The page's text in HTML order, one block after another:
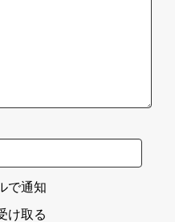
で通知
け取る